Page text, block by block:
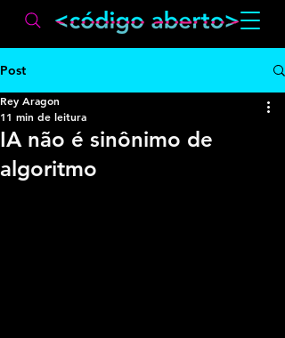
Post
IA não é sinônimo de
algoritmo
Rey Aragon
11 min de leitura